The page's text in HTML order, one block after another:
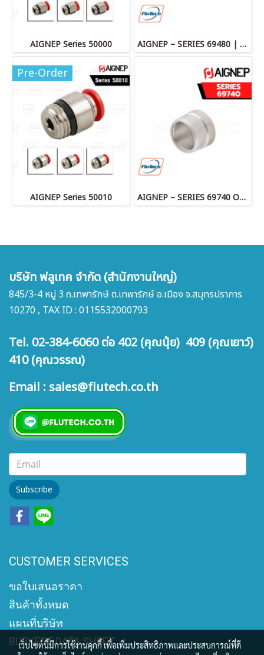
AIGNEP Series 50000 AIGNEP – SERIES 69480 | STRAIGHT MALE ADAPTOR
Pre-Order
AIGNEP Series 50010 AIGNEP – SERIES 69740 OLIVE
บริษัท ฟลูเทค จำกัด (สำนักงานใหญ่)
845/3-4 หมู่ 3 ถ.เทพารักษ์ ต.เทพารักษ์ อ.เมือง จ.สมุทรปราการ
10270 , TAX ID : 0115532000793
Tel. 02-384-6060 ต่อ 402 (คุณนุ้ย) 409 (คุณเยาว์)
410 (คุณวรรณ)
Email : sales@flutech.co.th
Subscribe
CUSTOMER SERVICES
ขอใบเสนอราคา
สินค้าทั้งหมด
แผนที่บริษัท
BURKERT DATA SHEET
เว็บไซต์นี้มีการใช้งานคุกกี้ เพื่อเพิ่มประสิทธิภาพและประสบการณ์ที่ดี